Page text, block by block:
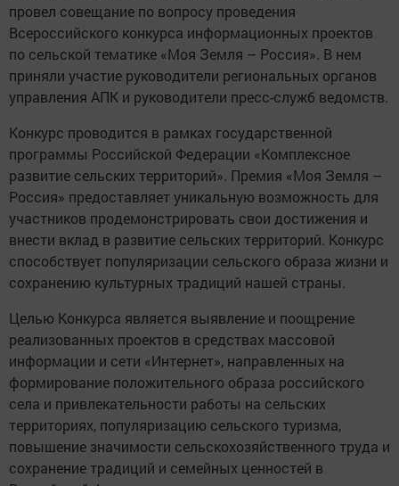
провел совещание по вопросу проведения
Всероссийского конкурса информационных проектов
по сельской тематике «Моя Земля – Россия». В нем
приняли участие руководители региональных органов
управления АПК и руководители пресс-служб ведомств.
Конкурс проводится в рамках государственной
программы Российской Федерации «Комплексное
развитие сельских территорий». Премия «Моя Земля –
Россия» предоставляет уникальную возможность для
участников продемонстрировать свои достижения и
внести вклад в развитие сельских территорий. Конкурс
способствует популяризации сельского образа жизни и
сохранению культурных традиций нашей страны.
Целью Конкурса является выявление и поощрение
реализованных проектов в средствах массовой
информации и сети «Интернет», направленных на
формирование положительного образа российского
села и привлекательности работы на сельских
территориях, популяризацию сельского туризма,
повышение значимости сельскохозяйственного труда и
сохранение традиций и семейных ценностей в